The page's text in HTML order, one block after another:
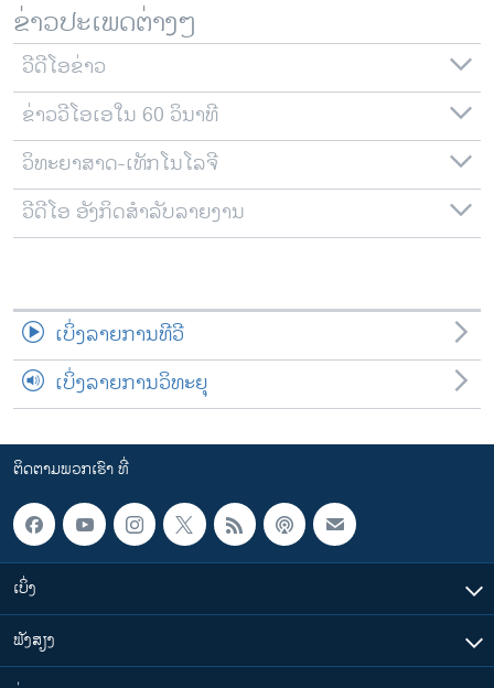
ພາສາຕ່າງໆ
ຂ່າວປະເພດຕ່າງໆ
ວີດີໂອຂ່າວ
ຂ່າວວີໂອເອໃນ 60 ວິນາທີ
ວິທະຍາສາດ-ເທັກໂນໂລຈີ
ວີດີໂອ ອັງກິດສຳລັບລາຍງານ
ເບິ່ງລາຍການທີວີ
ເບິ່ງລາຍການວິທະຍຸ
ຕິດຕາມພວກເຮົາ ທີ່
ເບິ່ງ
ຟັງສຽງ